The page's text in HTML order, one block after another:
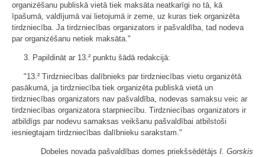
organizēšanu publiskā vietā tiek maksāta neatkarīgi no tā, kā
īpašumā, valdījumā vai lietojumā ir zeme, uz kuras tiek organizēta
tirdzniecība. Ja tirdzniecības organizators ir pašvaldība, tad nodeva
par organizēšanu netiek maksāta."
3. Papildināt ar 13.² punktu šādā redakcijā:
"13.² Tirdzniecības dalībnieks par tirdzniecības vietu organizētā
pasākumā, ja tirdzniecība tiek organizēta publiskā vietā un
tirdzniecības organizators nav pašvaldība, nodevas samaksu veic ar
tirdzniecības organizatora starpniecību. Tirdzniecības organizators ir
atbildīgs par nodevu samaksas veikšanu pašvaldībai atbilstoši
iesniegtajam tirdzniecības dalībnieku sarakstam."
Dobeles novada pašvaldības domes priekšsēdētājs I. Gorskis